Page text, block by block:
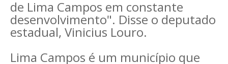
de Lima Campos em constante
desenvolvimento". Disse o deputado
estadual, Vinicius Louro.
Lima Campos é um município que